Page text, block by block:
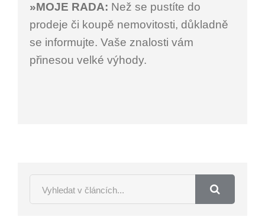
»MOJE RADA: Než se pustíte do
prodeje či koupě nemovitosti, důkladně
se informujte. Vaše znalosti vám
přinesou velké výhody.